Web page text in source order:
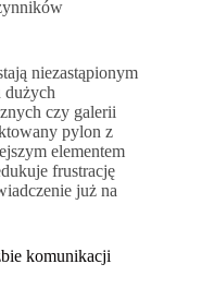
niezastąpionym
dużych
czy galerii
pylon z
elementem
frustrację
już na
komunikacji